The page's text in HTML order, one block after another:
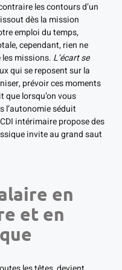
les contours d’un
dès la mission
emploi du temps,
cependant, rien ne
missions. L’écart se
qui se reposent sur la
prévoir ces moments
que lorsqu’on vous
l’autonomie séduit
intérimaire propose des
invite au grand saut
en
et en